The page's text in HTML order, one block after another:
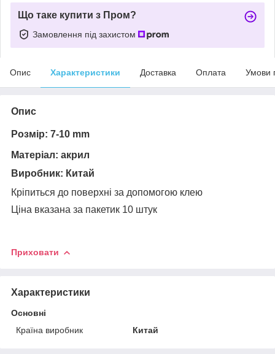
Що таке купити з Пром?
Замовлення під захистом
Опис Характеристики Доставка Оплата Умови
Опис
Розмір: 7-10 mm
Матеріал: акрил
Виробник: Китай
Кріпиться до поверхні за допомогою клею
Ціна вказана за пакетик 10 штук
Приховати
Характеристики
Основні
Країна виробник
Китай